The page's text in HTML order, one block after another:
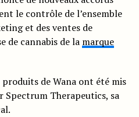
le contrôle de l’ensemble
et des ventes de
de cannabis de la marque
de Wana ont été mis
Spectrum Therapeutics, sa